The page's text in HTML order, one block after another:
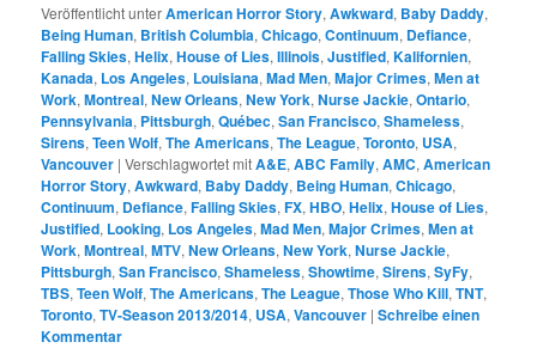
Veröffentlicht unterAmerican Horror Story,Awkward, Baby Daddy,
Being Human, British Columbia,Chicago,Continuum, Defiance,
Falling Skies,Helix,House of Lies,Illinois,Justified,Kalifornien,
Kanada, Los Angeles, Louisiana,Mad Men,Major Crimes,Men at
Work,Montreal,New Orleans,New York,Nurse Jackie,Ontario,
Pennsylvania, Pittsburgh,Québec,San Francisco,Shameless,
Sirens,Teen Wolf,The Americans,The League,Toronto, USA,
Vancouver |Verschlagwortet mitA&E,ABC Family,AMC,American
Horror Story,Awkward, Baby Daddy, Being Human,Chicago,
Continuum, Defiance,Falling Skies,FX,HBO,Helix,House of Lies,
Justified, Looking, Los Angeles,Mad Men,Major Crimes,Men at
Work,Montreal,MTV,New Orleans,New York,Nurse Jackie,
Pittsburgh,San Francisco,Shameless,Showtime,Sirens,SyFy,
TBS,Teen Wolf,The Americans,The League,Those Who Kill,TNT,
Toronto,TV-Season 2013/2014, USA,Vancouver |Schreibe einen
Kommentar